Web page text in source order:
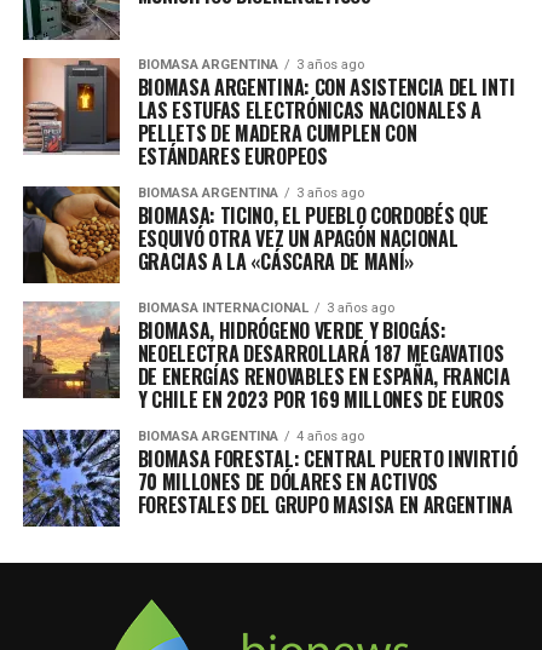
BIOMASA ARGENTINA 3 años ago
BIOMASA ARGENTINA: CON ASISTENCIA DEL INTI
LAS ESTUFAS ELECTRÓNICAS NACIONALES A
PELLETS DE MADERA CUMPLEN CON
ESTÁNDARES EUROPEOS
BIOMASA ARGENTINA 3 años ago
BIOMASA: TICINO, EL PUEBLO CORDOBÉS QUE
ESQUIVÓ OTRA VEZ UN APAGÓN NACIONAL
GRACIAS A LA «CÁSCARA DE MANÍ»
BIOMASA INTERNACIONAL 3 años ago
BIOMASA, HIDRÓGENO VERDE Y BIOGÁS:
NEOELECTRA DESARROLLARÁ 187 MEGAVATIOS
DE ENERGÍAS RENOVABLES EN ESPAÑA, FRANCIA
Y CHILE EN 2023 POR 169 MILLONES DE EUROS
BIOMASA ARGENTINA 4 años ago
BIOMASA FORESTAL: CENTRAL PUERTO INVIRTIÓ
70 MILLONES DE DÓLARES EN ACTIVOS
FORESTALES DEL GRUPO MASISA EN ARGENTINA